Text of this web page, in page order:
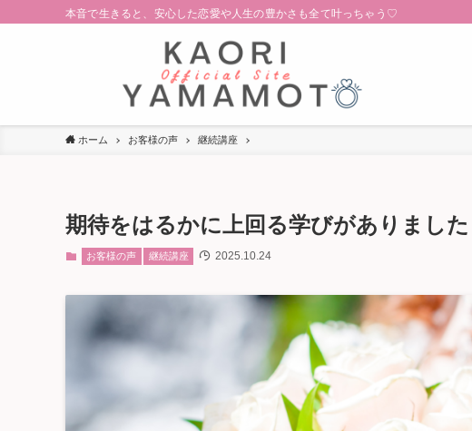
本音で生きると、安心した恋愛や人生の豊かさも全て叶っちゃう♡
ホーム お客様の声 継続講座
期待をはるかに上回る学びがありまし
お客様の声 継続講座 2025.10.24